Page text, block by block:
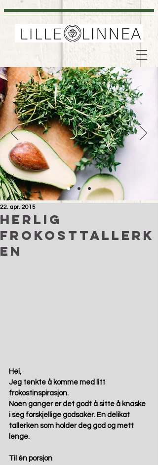
Herlig
frokosttallerk
en
22. apr. 2015
Hei,
Jeg tenkte å komme med litt
frokostinspirasjon.
Noen ganger er det godt å sitte å knaske
i seg forskjellige godsaker. En delikat
tallerken som holder deg god og mett
lenge.
Til én porsjon